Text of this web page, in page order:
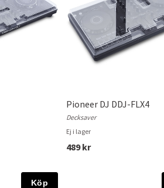
Köp
Pioneer DJ DDJ-FLX4
Decksaver
Ej i lager
489 kr